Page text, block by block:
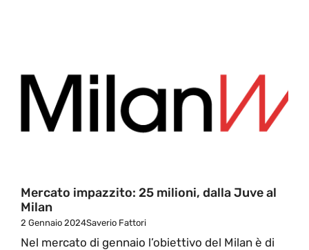
Mercato impazzito: 25 milioni, dalla Juve al
Milan
2 Gennaio 2024Saverio Fattori
Nel mercato di gennaio l’obiettivo del Milan è di